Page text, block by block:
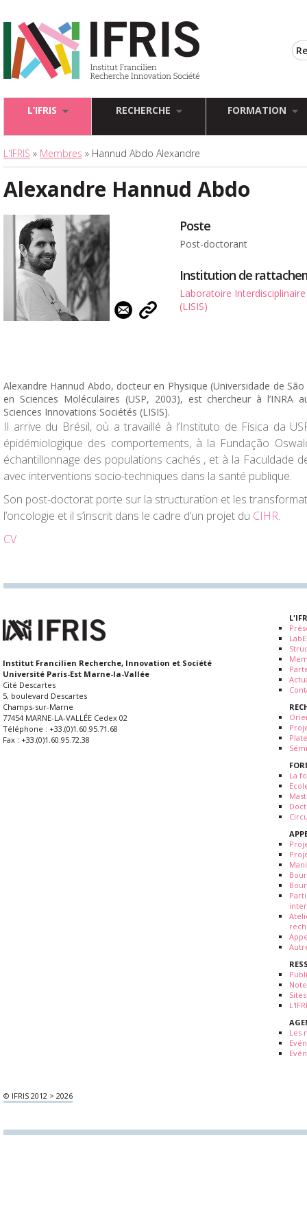
L’IFRIS RECHERCHE FORMATION
L'IFRIS » Membres » Hannud Abdo Alexandre
Alexandre Hannud Abdo
Poste
Post-doctorant
Institution de
Laboratoire
(LISIS)
Alexandre Hannud Abdo, docteur en Physique (Universidade de
en Sciences Moléculaires (USP, 2003), est chercheur à l’INRA
Sciences Innovations Sociétés (LISIS).
Il arrive du Brésil, où a travaillé à l’Instituto de Física da
épidémiologique des comportements, à la Fundação
échantillonnage des populations cachés , et à la Faculdade
avec interventions socio-techniques dans la santé publique.
Son post-doctorat porte sur la structuration et les
l’oncologie et il s’inscrit dans le cadre d’un projet du CIHR.
CV
Institut Francilien Recherche, Innovation et Société
Université Paris-Est Marne-la-Vallée
Cité Descartes
5, boulevard Descartes
Champs-sur-Marne
77454 MARNE-LA-VALLÉE Cedex 02
Téléphone : +33.(0)1.60.95.71.68
Fax : +33.(0)1.60.95.72.38
La
Les
© IFRIS 2012 > 2026